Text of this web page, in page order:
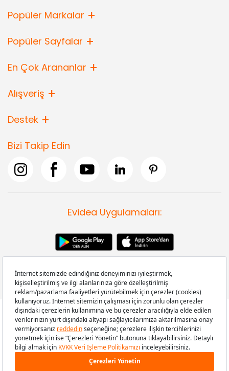
Popüler Markalar
Popüler Sayfalar
En Çok Arananlar
Alışveriş
Destek
Bizi Takip Edin
Evidea Uygulamaları:
Copyright © 2008-2026 Evidea.com | Tüm hakları saklıdır.